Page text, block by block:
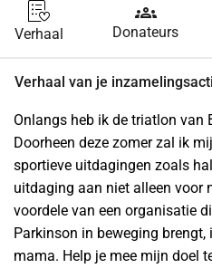
Verhaal
groups
Donateurs
Verhaal van je
Onlangs heb ik de triatlon van
Doorheen deze zomer zal ik
sportieve uitdagingen zoals
uitdaging aan niet alleen voor
voordele van een organisatie
Parkinson in beweging
mama. Help je mee mijn doel